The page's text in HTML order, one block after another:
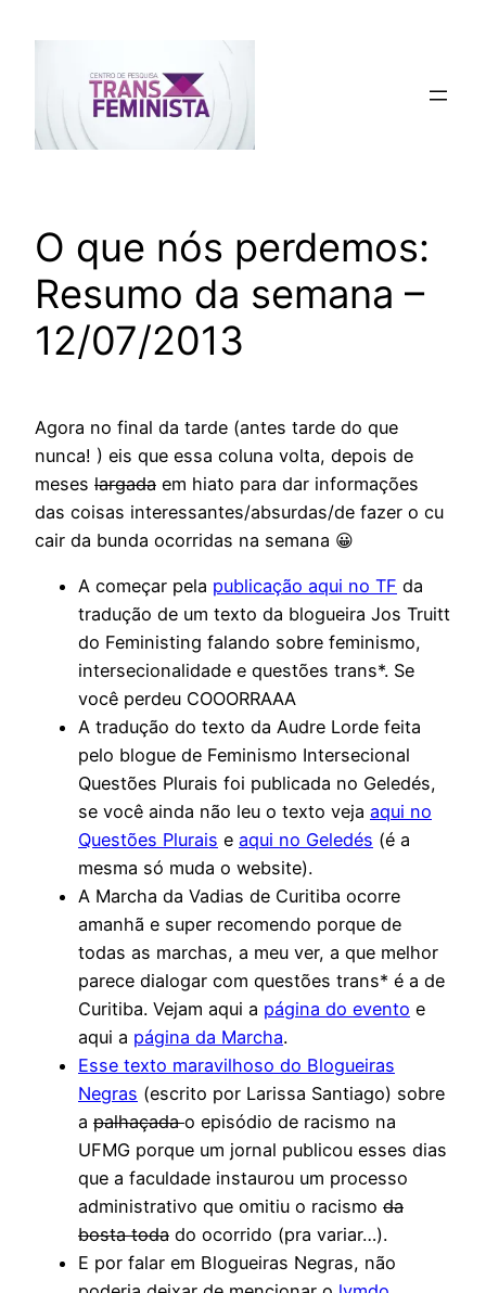
O que nós perdemos:
Resumo da semana –
12/07/2013
Agora no final da tarde (antes tarde do que
nunca! ) eis que essa coluna volta, depois de
meses largada em hiato para dar informações
das coisas interessantes/absurdas/de fazer o cu
cair da bunda ocorridas na semana 😀
A começar pela publicação aqui no TF da
tradução de um texto da blogueira Jos Truitt
do Feministing falando sobre feminismo,
intersecionalidade e questões trans*. Se
você perdeu COOORRAAA
A tradução do texto da Audre Lorde feita
pelo blogue de Feminismo Intersecional
Questões Plurais foi publicada no Geledés,
se você ainda não leu o texto veja aqui no
Questões Plurais e aqui no Geledés (é a
mesma só muda o website).
A Marcha da Vadias de Curitiba ocorre
amanhã e super recomendo porque de
todas as marchas, a meu ver, a que melhor
parece dialogar com questões trans* é a de
Curitiba. Vejam aqui a página do evento e
aqui a página da Marcha.
Esse texto maravilhoso do Blogueiras
Negras (escrito por Larissa Santiago) sobre
a palhaçadao episódio de racismo na
UFMG porque um jornal publicou esses dias
que a faculdade instaurou um processo
administrativo que omitiu o racismo da
bosta toda do ocorrido (pra variar…).
E por falar em Blogueiras Negras, não